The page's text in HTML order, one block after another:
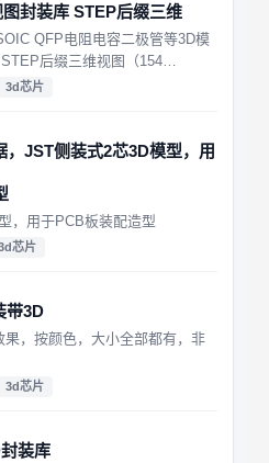
封装库 STEP后缀三维
QFP电阻电容二极管等3D模
后缀三维视图（154
1.STEP1001-
3d芯片
，JST侧装式2芯3D模型，用
，用于PCB板装配造型
芯片
带3D
果，按颜色，大小全部都有，非
3d芯片
装库